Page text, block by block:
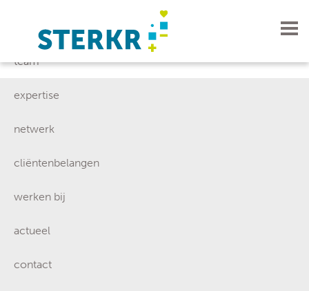
team
expertise
netwerk
cliëntenbelangen
werken bij
actueel
contact